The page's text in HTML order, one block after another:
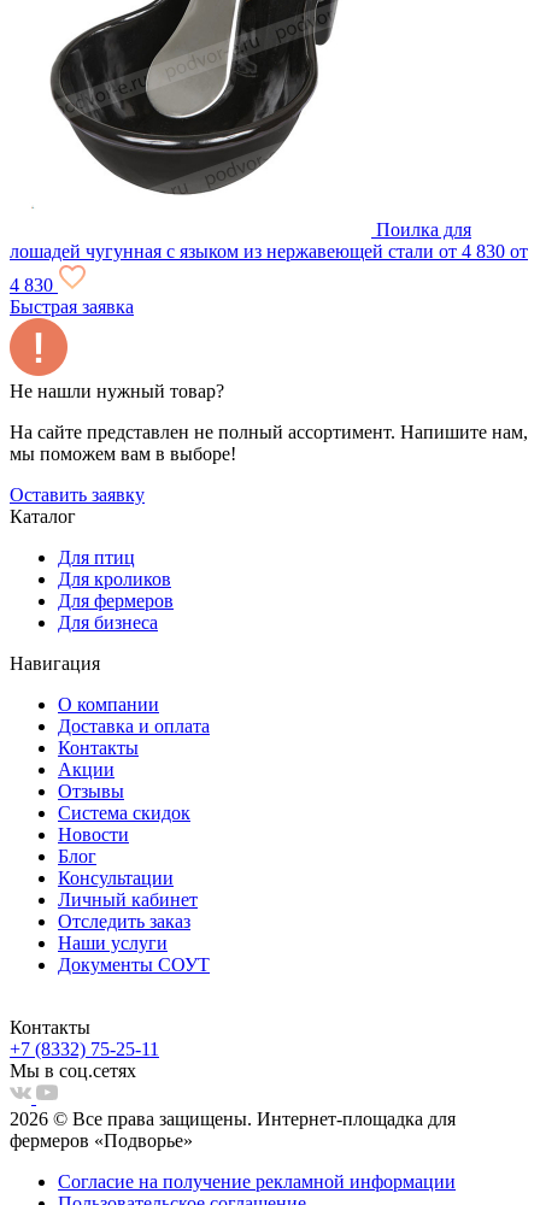
Поилка для
лошадей чугунная с языком из нержавеющей стали от 4 830 от
4 830
Быстрая заявка
Не нашли нужный товар?
На сайте представлен не полный ассортимент. Напишите нам,
мы поможем вам в выборе!
Оставить заявку
Каталог
Для птиц
Для кроликов
Для фермеров
Для бизнеса
Навигация
О компании
Доставка и оплата
Контакты
Акции
Отзывы
Система скидок
Новости
Блог
Консультации
Личный кабинет
Отследить заказ
Наши услуги
Документы СОУТ
Контакты
+7 (8332) 75-25-11
Мы в соц.сетях
2026 © Все права защищены. Интернет-площадка для
фермеров «Подворье»
Согласие на получение рекламной информации